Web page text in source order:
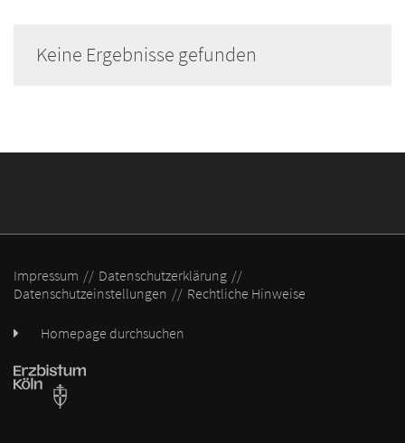
Keine Ergebnisse gefunden
Impressum
Datenschutzerklärung
Datenschutzeinstellungen
Rechtliche Hinweise
Homepage durchsuchen